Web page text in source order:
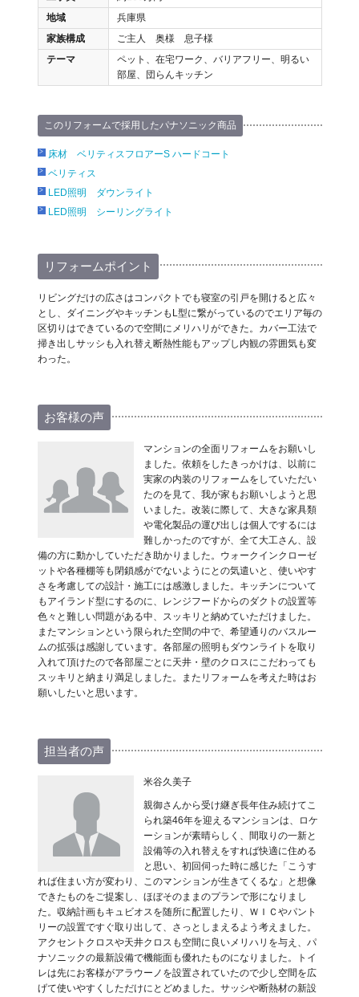
地域
兵庫県
家族構成
ご主人 奥様 息子様
テーマ
ペット、在宅ワーク、バリアフリー、明るい
部屋、団らんキッチン
このリフォームで採用したパナソニック商品
床材 ベリティスフロアーS ハードコート
ベリティス
LED照明 ダウンライト
LED照明 シーリングライト
リフォームポイント
リビングだけの広さはコンパクトでも寝室の引戸を開けると広々
とし、ダイニングやキッチンもL型に繋がっているのでエリア毎の
区切りはできているので空間にメリハリができた。カバー工法で
掃き出しサッシも入れ替え断熱性能もアップし内観の雰囲気も変
わった。
お客様の声
マンションの全面リフォームをお願いし
ました。依頼をしたきっかけは、以前に
実家の内装のリフォームをしていただい
たのを見て、我が家もお願いしようと思
いました。改装に際して、大きな家具類
や電化製品の運び出しは個人でするには
難しかったのですが、全て大工さん、設
備の方に動かしていただき助かりました。ウォークインクローゼ
ットや各種棚等も閉鎖感がでないようにとの気遣いと、使いやす
さを考慮しての設計・施工には感激しました。キッチンについて
もアイランド型にするのに、レンジフードからのダクトの設置等
色々と難しい問題がある中、スッキリと納めていただけました。
またマンションという限られた空間の中で、希望通りのバスルー
ムの拡張は感謝しています。各部屋の照明もダウンライトを取り
入れて頂けたので各部屋ごとに天井・壁のクロスにこだわっても
スッキリと納まり満足しました。またリフォームを考えた時はお
願いしたいと思います。
担当者の声
米谷久美子
親御さんから受け継ぎ長年住み続けてこ
られ築46年を迎えるマンションは、ロケ
ーションが素晴らしく、間取りの一新と
設備等の入れ替えをすれば快適に住める
と思い、初回伺った時に感じた「こうす
れば住まい方が変わり、このマンションが生きてくるな」と想像
できたものをご提案し、ほぼそのままのプランで形になりまし
た。収納計画もキュビオスを随所に配置したり、ＷＩＣやパント
リーの設置ですぐ取り出して、さっとしまえるよう考えました。
アクセントクロスや天井クロスも空間に良いメリハリを与え、パ
ナソニックの最新設備で機能面も優れたものになりました。トイ
レは先にお客様がアラウーノを設置されていたので少し空間を広
げて使いやすくしただけにとどめました。サッシや断熱材の新設